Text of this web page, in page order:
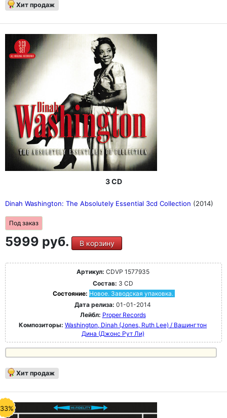
Хит продаж
3 CD
Dinah Washington: The Absolutely Essential 3cd Collection (2014)
Под заказ
5999 руб. В корзину
Артикул: CDVP 1577935
Состав: 3 CD
Состояние: Новое. Заводская упаковка.
Дата релиза: 01-01-2014
Лейбл: Proper Records
Композиторы: Washington, Dinah (Jones, Ruth Lee) / Вашингтон
Дина (Джонс Рут Ли)
Хит продаж